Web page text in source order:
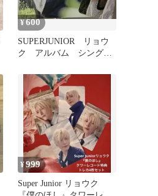
¥600
SUPERJUNIOR リョウ
ク アルバム シング
¥999
Super Junior リョウク